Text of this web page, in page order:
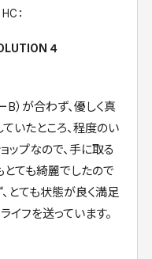
HC：
４
B）が合わず、優しく真
いたところ、程度のい
ップなので、手に取る
とても綺麗でしたので
とても状態が良く満足
イフを送っています。